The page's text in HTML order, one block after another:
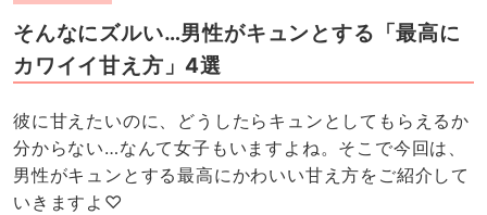
そんなにズルい…男性がキュンとする「最高に
カワイイ甘え方」4選
彼に甘えたいのに、どうしたらキュンとしてもらえるか
分からない…なんて女子もいますよね。そこで今回は、
男性がキュンとする最高にかわいい甘え方をご紹介して
いきますよ♡